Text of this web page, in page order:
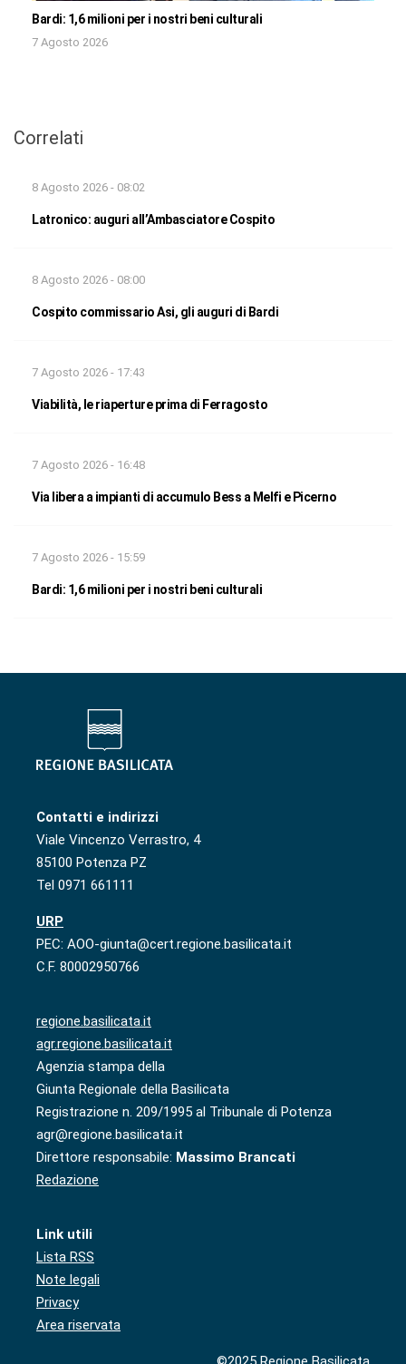
Bardi: 1,6 milioni per i nostri beni culturali
7 Agosto 2026
Correlati
8 Agosto 2026 - 08:02
Latronico: auguri all’Ambasciatore Cospito
8 Agosto 2026 - 08:00
Cospito commissario Asi, gli auguri di Bardi
7 Agosto 2026 - 17:43
Viabilità, le riaperture prima di Ferragosto
7 Agosto 2026 - 16:48
Via libera a impianti di accumulo Bess a Melfi e Picerno
7 Agosto 2026 - 15:59
Bardi: 1,6 milioni per i nostri beni culturali
Contatti e indirizzi
Viale Vincenzo Verrastro, 4
85100 Potenza PZ
Tel 0971 661111
URP
PEC: AOO-giunta@cert.regione.basilicata.it
C.F. 80002950766
regione.basilicata.it
agr.regione.basilicata.it
Agenzia stampa della
Giunta Regionale della Basilicata
Registrazione n. 209/1995 al Tribunale di Potenza
agr@regione.basilicata.it
Direttore responsabile: Massimo Brancati
Redazione
Link utili
Lista RSS
Note legali
Privacy
Area riservata